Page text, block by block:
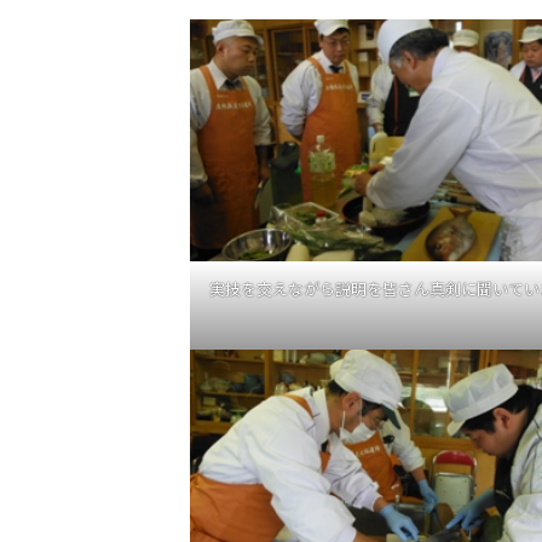
実技を交えながら説明を皆さん真剣に聞いて